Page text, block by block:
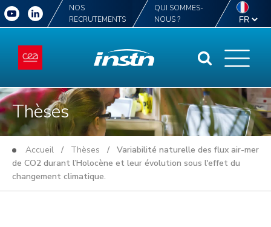
NOS
RECRUTEMENTS
QUI SOMMES-
NOUS ?
Thèses
Accueil / Thèses / Variabilité naturelle des flux air-mer
de CO2 durant l’Holocène et leur évolution sous l'effet du
changement climatique.